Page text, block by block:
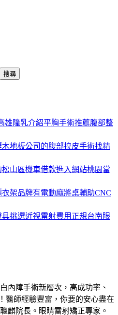
搜尋
雄隆乳介紹平胸手術推薦腹部整
地板公司的腹部拉皮手術找精
山區機車借款進入網站桃園當
架品牌有電動麻將桌輔助CNC
挑選近視雷射費用正規台南眼
白內障手術新層次，高成功率、
醫師經驗豐富，你要的安心盡在
麒院長。眼睛雷射矯正專家。